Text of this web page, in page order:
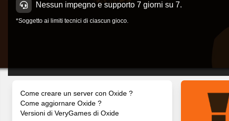
Nessun impegno e supporto 7 giorni su 7.
*Soggetto ai limiti tecnici di ciascun gioco.
Come creare un server con Oxide ?
Come aggiornare Oxide ?
Versioni di VeryGames di Oxide